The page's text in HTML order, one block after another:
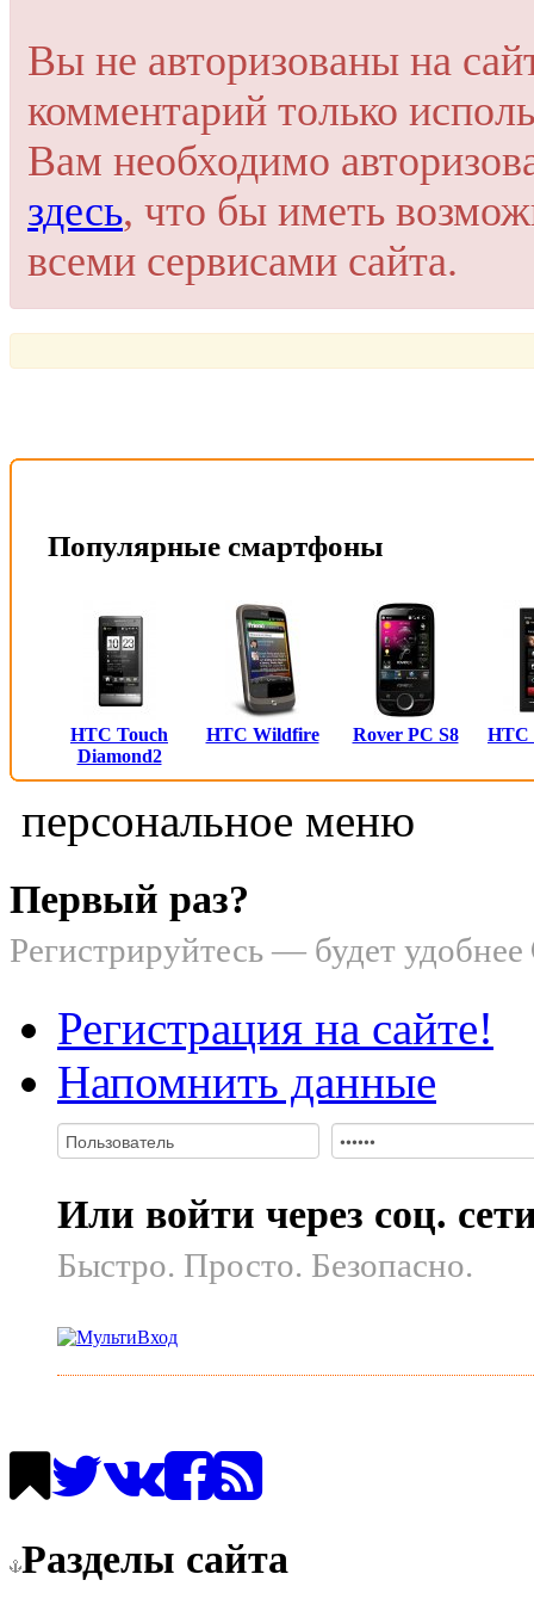
Вы не авторизованы на
комментарий только
Вам необходимо
здесь, что бы иметь
всеми сервисами сайта.
Популярные смартфоны
HTC Touch
Diamond2
HTC Wildfire Rover PC S8 HTC
персональное меню
Первый раз?
Регистрируйтесь — будет удобнее
Регистрация на сайте!
Напомнить данные
Или войти через соц.
Быстро. Просто. Безопасно.
Разделы сайта